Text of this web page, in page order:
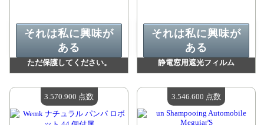
ただ保護してください。
利用可能な数量：4
それは私に興味が
ある
静電窓用遮光フィルム
利用可能な数量：4
それは私に興味が
ある
3.570.900 点数 3.546.600 点数